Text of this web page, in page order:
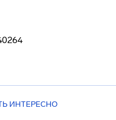
ИНТЕРЕСНО